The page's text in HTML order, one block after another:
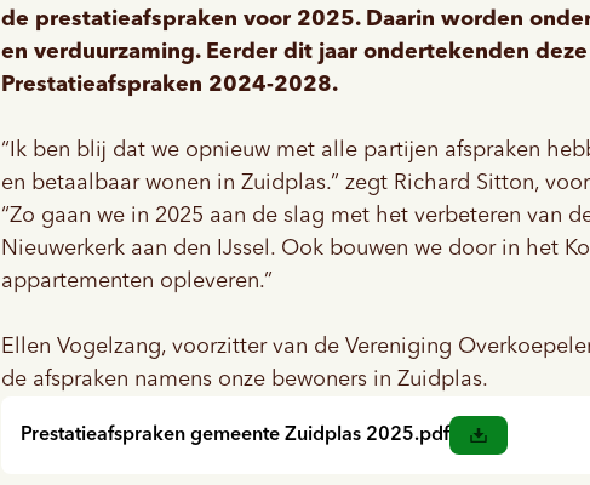
de prestatieafspraken voor 2025. Daarin worden
en verduurzaming. Eerder dit jaar ondertekenden
Prestatieafspraken 2024-2028.
“Ik ben blij dat we opnieuw met alle partijen afspraken
en betaalbaar wonen in Zuidplas.” zegt Richard Sitton,
“Zo gaan we in 2025 aan de slag met het verbeteren van
Nieuwerkerk aan den IJssel. Ook bouwen we door in het
appartementen opleveren.”
Ellen Vogelzang, voorzitter van de Vereniging
de afspraken namens onze bewoners in Zuidplas.
Prestatieafspraken gemeente Zuidplas 2025.pdf